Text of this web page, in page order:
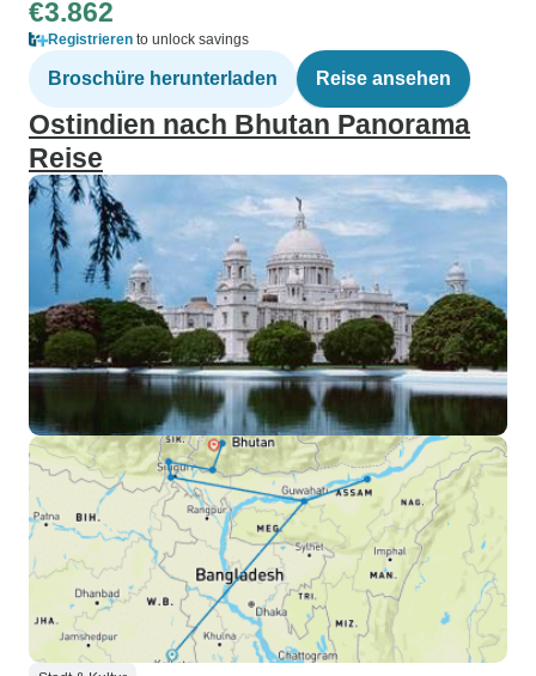
€3.862
Registrieren to unlock savings
Broschüre herunterladen Reise ansehen
Ostindien nach Bhutan Panorama
Reise